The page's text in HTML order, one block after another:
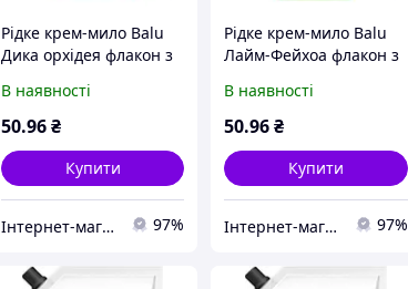
Рідке крем-мило Balu
Дика орхідея флакон з
В наявності
50.96₴
Купити
Інтернет-магазин ChystoPro 97%
Рідке крем-мило Balu
Лайм-Фейхоа флакон з
В наявності
50.96₴
Купити
Інтернет-магазин ChystoPro 97%